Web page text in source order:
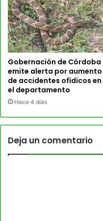
Gobernación de Córdoba
emite alerta por aumento
de accidentes ofídicos en
el departamento
Hace 4 días
Deja un comentario